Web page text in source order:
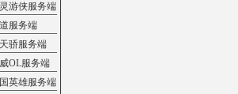
游侠服务端
服务端
骄服务端
OL服务端
英雄服务端